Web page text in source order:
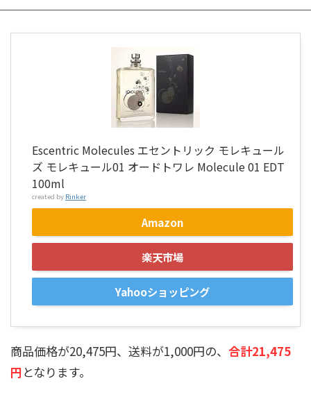
Escentric Molecules エセントリック モレキュール
ズ モレキュール01 オードトワレ Molecule 01 EDT
100ml
created by Rinker
Amazon
楽天市場
Yahooショッピング
商品価格が20,475円、送料が1,000円の、 合計21,475
円 となります。